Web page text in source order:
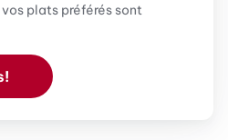
plats préférés sont